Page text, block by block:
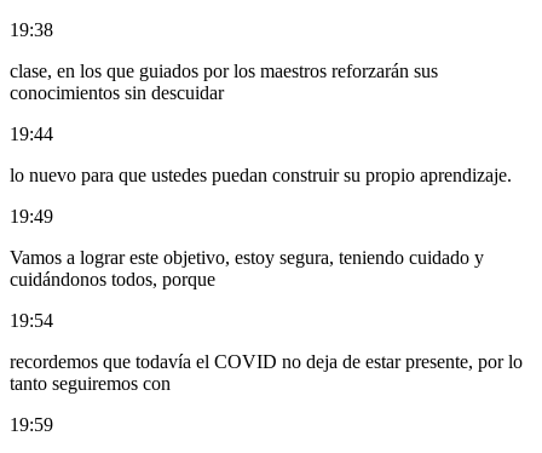
19:38
clase, en los que guiados por los maestros reforzarán sus
conocimientos sin descuidar
19:44
lo nuevo para que ustedes puedan construir su propio aprendizaje.
19:49
Vamos a lograr este objetivo, estoy segura, teniendo cuidado y
cuidándonos todos, porque
19:54
recordemos que todavía el COVID no deja de estar presente, por lo
tanto seguiremos con
19:59